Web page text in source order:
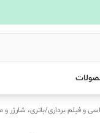
و فیلم برداری/باتری، شارژر و